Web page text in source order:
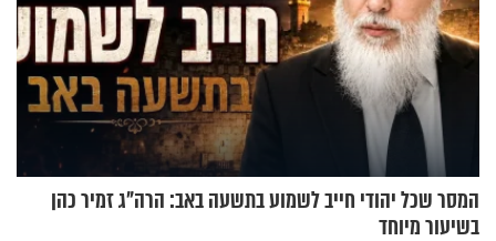
המסר שכל יהודי חייב לשמוע בתשעה באב: הרה"ג זמיר כהן
בשיעור מיוחד